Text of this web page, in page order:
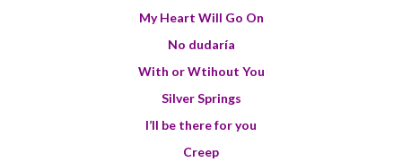
My Heart Will Go On
No dudaría
With or Wtihout You
Silver Springs
I’ll be there for you
Creep